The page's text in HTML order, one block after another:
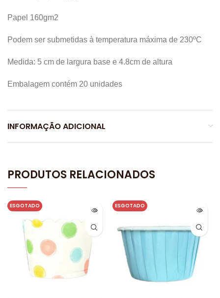
Papel 160gm2
Podem ser submetidas à temperatura máxima de 230ºC
Medida: 5 cm de largura base e 4.8cm de altura
Embalagem contém 20 unidades
INFORMAÇÃO ADICIONAL
PRODUTOS RELACIONADOS
ESGOTADO ESGOTADO